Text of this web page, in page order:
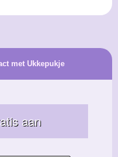
met Ukkepukje